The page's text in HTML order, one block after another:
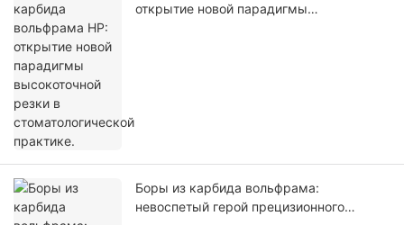
открытие новой парадигмы
Боры из карбида вольфрама:
невоспетый герой прецизионного